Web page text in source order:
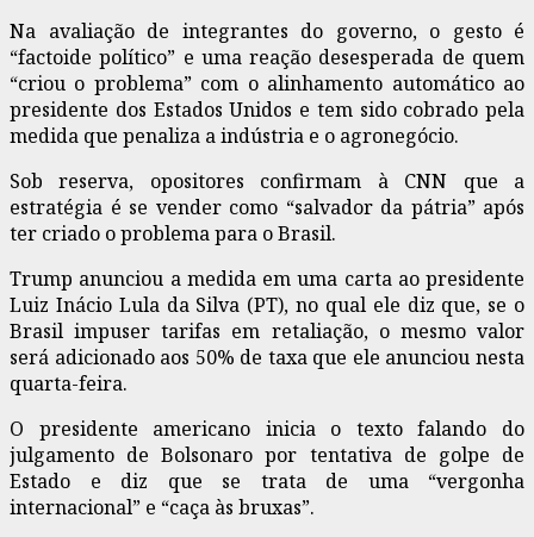
Na avaliação de integrantes do governo, o gesto é
“factoide político” e uma reação desesperada de quem
“criou o problema” com o alinhamento automático ao
presidente dos Estados Unidos e tem sido cobrado pela
medida que penaliza a indústria e o agronegócio.
Sob reserva, opositores confirmam à CNN que a
estratégia é se vender como “salvador da pátria” após
ter criado o problema para o Brasil.
Trump anunciou a medida em uma carta ao presidente
Luiz Inácio Lula da Silva (PT), no qual ele diz que, se o
Brasil impuser tarifas em retaliação, o mesmo valor
será adicionado aos 50% de taxa que ele anunciou nesta
quarta-feira.
O presidente americano inicia o texto falando do
julgamento de Bolsonaro por tentativa de golpe de
Estado e diz que se trata de uma “vergonha
internacional” e “caça às bruxas”.